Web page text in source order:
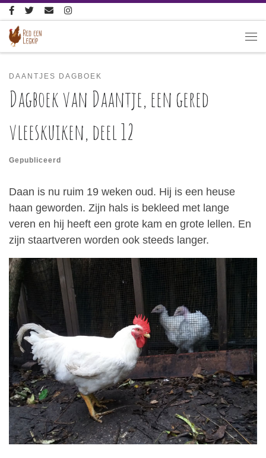
Ga naar inhoud
DAANTJES DAGBOEK
Dagboek van Daantje, een gered
vleeskuiken, deel 12
Gepubliceerd
Daan is nu ruim 19 weken oud. Hij is een heuse
haan geworden. Zijn hals is bekleed met lange
veren en hij heeft een grote kam en grote lellen. En
zijn staartveren worden ook steeds langer.